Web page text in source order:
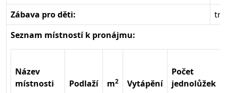
Zábava pro děti:
Seznam místností k pronájmu:
Název
místnosti
Podlaží m2 Vytápění
Počet
jednolůžek